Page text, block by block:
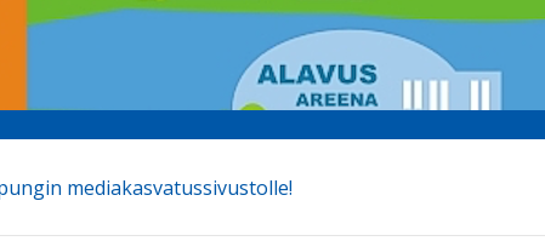
mediakasvatussivustolle!